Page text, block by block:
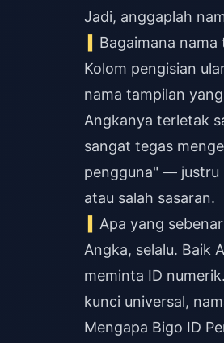
Jadi, anggaplah
Bagaimana
Kolom pengisian
nama tampilan
Angkanya terletak
sangat tegas
pengguna" — justru
atau salah sasaran.
Apa yang
Angka, selalu. Baik
meminta ID
kunci universal,
Mengapa Bigo ID